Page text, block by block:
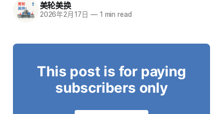
美轮美换
2026年2月17日 —1 min read
This post is for paying
subscribers only